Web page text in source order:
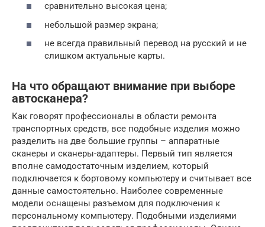
сравнительно высокая цена;
небольшой размер экрана;
не всегда правильный перевод на русский и не
слишком актуальные карты.
На что обращают внимание при выборе
автосканера?
Как говорят профессионалы в области ремонта
транспортных средств, все подобные изделия можно
разделить на две большие группы – аппаратные
сканеры и сканеры-адаптеры. Первый тип является
вполне самодостаточным изделием, который
подключается к бортовому компьютеру и считывает все
данные самостоятельно. Наиболее современные
модели оснащены разъемом для подключения к
персональному компьютеру. Подобными изделиями